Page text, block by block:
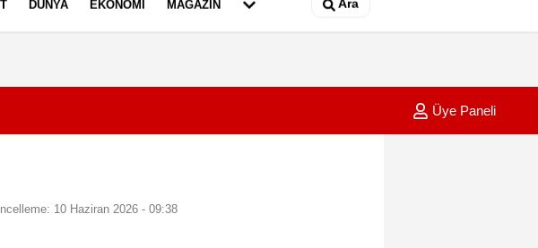
DÜNYA EKONOMI MAGAZIN Ara
Haluk Görgün: Şirketlerimiz, savunma sanayinde 185 ülkeye 10 milyar dolar ihracatla
19:21
Üye Paneli
10 Haziran 2026 - 09:38